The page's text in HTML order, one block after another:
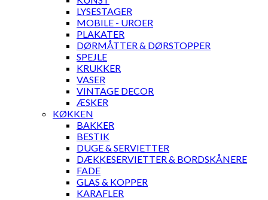
LYSESTAGER
MOBILE - UROER
PLAKATER
DØRMÅTTER & DØRSTOPPER
SPEJLE
KRUKKER
VASER
VINTAGE DECOR
ÆSKER
KØKKEN
BAKKER
BESTIK
DUGE & SERVIETTER
DÆKKESERVIETTER & BORDSKÅNERE
FADE
GLAS & KOPPER
KARAFLER